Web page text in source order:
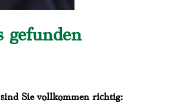
gefunden
Sie vollkommen richtig: